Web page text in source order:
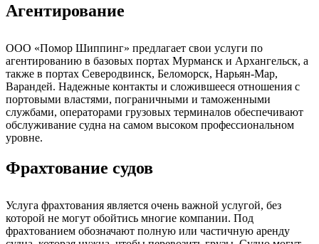
Агентирование
ООО «Помор Шиппинг» предлагает свои услуги по
агентированию в базовых портах Мурманск и Архангельск, а
также в портах Северодвинск, Беломорск, Нарьян-Мар,
Варандей. Надежные контакты и сложившееся отношения с
портовыми властями, пограничными и таможенными
службами, операторами грузовых терминалов обеспечивают
обслуживание судна на самом высоком профессиональном
уровне.
Фрахтование судов
Услуга фрахтования является очень важной услугой, без
которой не могут обойтись многие компании. Под
фрахтованием обозначают полную или частичную аренду